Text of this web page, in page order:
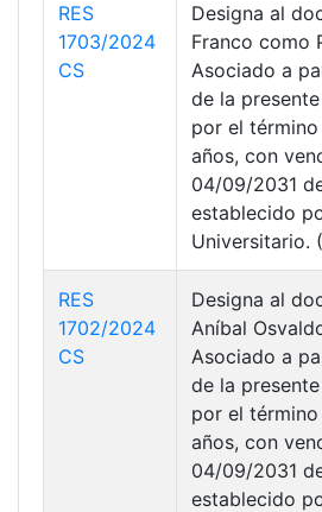
RES
1703/2024
CS
Designa al
Franco como
Asociado a
de la
por el término
años, con
04/09/2031
establecido
Universitario.
RES
1702/2024
CS
Designa al
Aníbal
Asociado a
de la
por el término
años, con
04/09/2031
establecido